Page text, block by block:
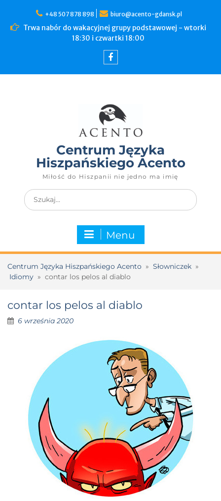
+48 507 878 898 biuro@acento-gdansk.pl
Trwa nabór do wakacyjnej grupy podstawowej - wtorki
18:30 i czwartki 18:00
Centrum Języka
Hiszpańskiego Acento
Miłość do Hiszpanii nie jedno ma imię
Menu
Centrum Języka Hiszpańskiego Acento » Słowniczek »
Idiomy » contar los pelos al diablo
contar los pelos al diablo
6 września 2020